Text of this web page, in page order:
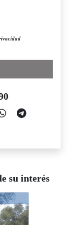
su interés
€